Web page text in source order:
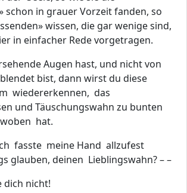
schon in grauer Vorzeit fanden, so
wissen, die gar wenige sind,
in einfacher Rede vorgetragen.
Augen hast, und nicht von
bist, dann wirst du diese
wiedererkennen, das
und Täuschungswahn zu bunten
hat.
fasste meine Hand allzufest
glauben, deinen Lieblingswahn? – –
dich nicht!